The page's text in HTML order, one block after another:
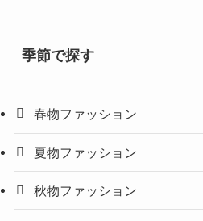
季節で探す
春物ファッション
夏物ファッション
秋物ファッション